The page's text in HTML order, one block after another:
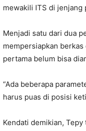
mewakili ITS di jenjang
Menjadi satu dari dua
mempersiapkan
pertama belum bisa
“Ada beberapa
harus puas di posisi
Kendati demikian,